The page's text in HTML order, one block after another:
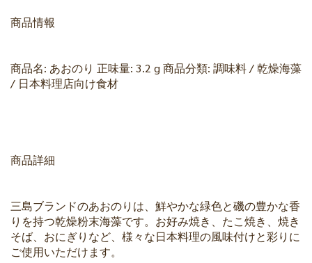
商品情報
商品名: あおのり 正味量: 3.2 g 商品分類: 調味料 / 乾燥海藻
/ 日本料理店向け食材
商品詳細
三島ブランドのあおのりは、鮮やかな緑色と磯の豊かな香
りを持つ乾燥粉末海藻です。お好み焼き、たこ焼き、焼き
そば、おにぎりなど、様々な日本料理の風味付けと彩りに
ご使用いただけます。